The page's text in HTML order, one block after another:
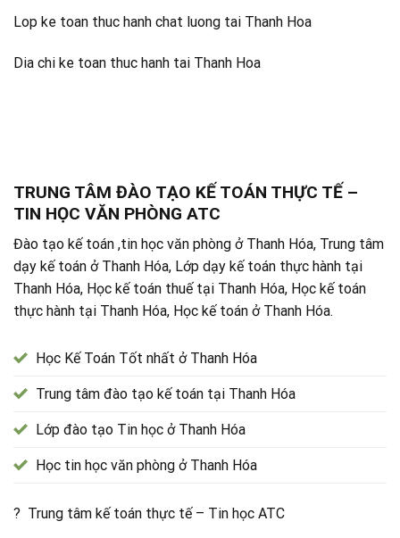
Lop ke toan thuc hanh chat luong tai Thanh Hoa
Dia chi ke toan thuc hanh tai Thanh Hoa
TRUNG TÂM ĐÀO TẠO KẾ TOÁN THỰC TẾ –
TIN HỌC VĂN PHÒNG ATC
Đào tạo kế toán ,tin học văn phòng ở Thanh Hóa, Trung tâm
dạy kế toán ở Thanh Hóa, Lớp dạy kế toán thực hành tại
Thanh Hóa, Học kế toán thuế tại Thanh Hóa, Học kế toán
thực hành tại Thanh Hóa, Học kế toán ở Thanh Hóa.
Học Kế Toán Tốt nhất ở Thanh Hóa
Trung tâm đào tạo kế toán tại Thanh Hóa
Lớp đào tạo Tin học ở Thanh Hóa
Học tin học văn phòng ở Thanh Hóa
? Trung tâm kế toán thực tế – Tin học ATC